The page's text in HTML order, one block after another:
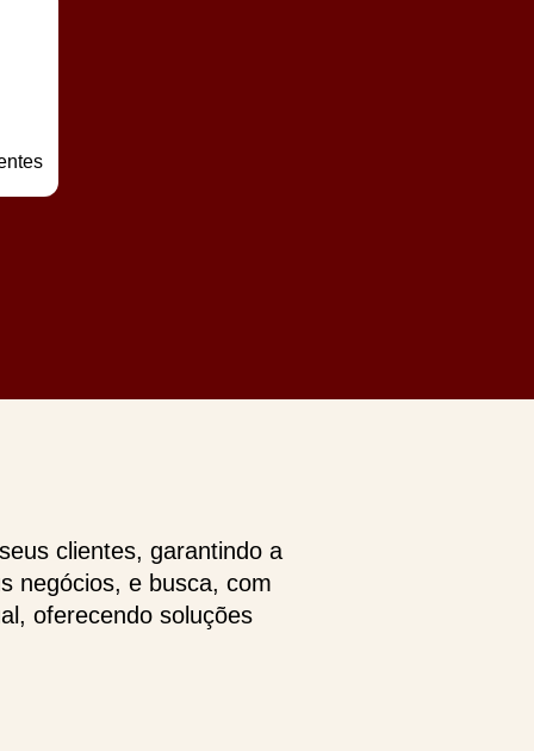
clientes, garantindo a
negócios, e busca, com
oferecendo soluções